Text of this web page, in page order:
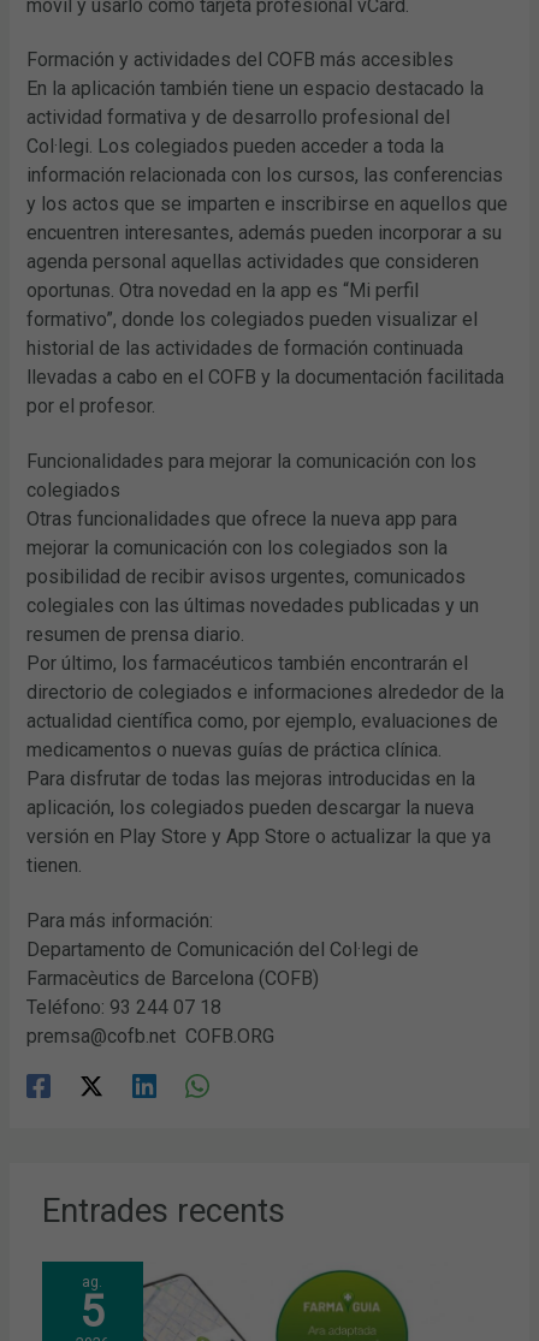
móvil y usarlo como tarjeta profesional vCard.
Formación y actividades del COFB más accesibles
En la aplicación también tiene un espacio destacado la
actividad formativa y de desarrollo profesional del
Col·legi. Los colegiados pueden acceder a toda la
información relacionada con los cursos, las conferencias
y los actos que se imparten e inscribirse en aquellos que
encuentren interesantes, además pueden incorporar a su
agenda personal aquellas actividades que consideren
oportunas. Otra novedad en la app es “Mi perfil
formativo”, donde los colegiados pueden visualizar el
historial de las actividades de formación continuada
llevadas a cabo en el COFB y la documentación facilitada
por el profesor.
Funcionalidades para mejorar la comunicación con los
colegiados
Otras funcionalidades que ofrece la nueva app para
mejorar la comunicación con los colegiados son la
posibilidad de recibir avisos urgentes, comunicados
colegiales con las últimas novedades publicadas y un
resumen de prensa diario.
Por último, los farmacéuticos también encontrarán el
directorio de colegiados e informaciones alrededor de la
actualidad científica como, por ejemplo, evaluaciones de
medicamentos o nuevas guías de práctica clínica.
Para disfrutar de todas las mejoras introducidas en la
aplicación, los colegiados pueden descargar la nueva
versión en Play Store y App Store o actualizar la que ya
tienen.
Para más información:
Departamento de Comunicación del Col·legi de
Farmacèutics de Barcelona (COFB)
Teléfono: 93 244 07 18
premsa@cofb.net COFB.ORG
Entrades recents
ag.
5